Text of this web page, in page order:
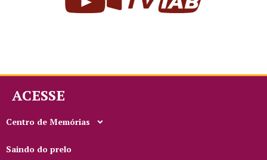
ACESSE
Centro de Memórias
Saindo do prelo